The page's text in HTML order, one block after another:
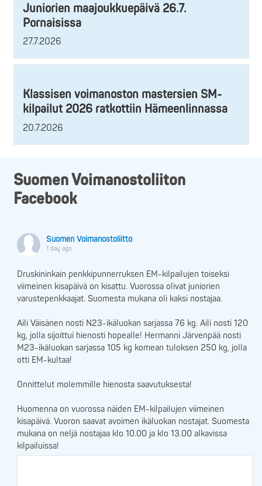
Juniorien maajoukkuepäivä 26.7.
Pornaisissa
27.7.2026
Klassisen voimanoston mastersien SM-
kilpailut 2026 ratkottiin Hämeenlinnassa
20.7.2026
Suomen Voimanostoliiton
Facebook
Suomen Voimanostoliitto
1 day ago
Druskininkain penkkipunnerruksen EM-kilpailujen toiseksi
viimeinen kisapäivä on kisattu. Vuorossa olivat juniorien
varustepenkkaajat. Suomesta mukana oli kaksi nostajaa.
Aili Väisänen nosti N23-ikäluokan sarjassa 76 kg. Aili nosti 120
kg, jolla sijoittui hienosti hopealle! Hermanni Järvenpää nosti
M23-ikäluokan sarjassa 105 kg komean tuloksen 250 kg, jolla
otti EM-kultaa!
Onnittelut molemmille hienosta saavutuksesta!
Huomenna on vuorossa näiden EM-kilpailujen viimeinen
kisapäivä. Vuoron saavat avoimen ikäluokan nostajat. Suomesta
mukana on neljä nostajaa klo 10.00 ja klo 13.00 alkavissa
kilpailuissa!